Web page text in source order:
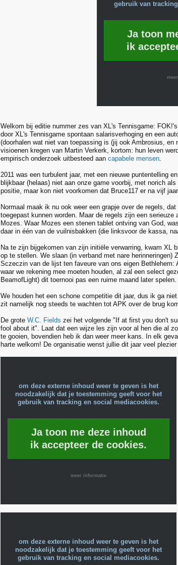
gebruik van
Ja toon
ik
Welkom bij editie nummer zes van XL's Tennisgame:
door XL's Tennisgame spontaan salarisverhoging en een
(doorhalen wat niet van toepassing is (jij ook Ambrosius,
visioenen kregen van Martin Verkerk, kortom: hun leven
empirisch onderzoek uitbesteed aan capabele mensen.
2011 was een turbulent jaar, met een nieuwe puntentelling
blijkbaar (helaas) niet aan onze game voorbij, met norich
positie, maar kon niet voorkomen dat Bruce117 er na vijf
Normaal maak ik nu ook weer een grapje over de regels,
toegepast kunnen worden. Maar de regels zijn een
Mozes. Waar Mozes een stenen tablet ontving van God,
daar in één van de vuilnisbakken (die linksvoor de kassa,
Na te zijn bijgekomen van zijn initiële verwarring, kwam XL
op te stellen. We slaan (in verband met nare herinneringen)
Sczeczin van de lijst ten faveure van ons eigen
waar we rekening mee moeten houden, al zal een select
BeamofLight) dit toernooi pas een ruime maand later spelen.
We houden het een schone competitie dit jaar, dus ik ga
zit namelijk nog steeds te wachten tot APK over de brug
De grote W.C. Fields zei het volgende "If at first you don't
fool about it". Laat dat een wijze les zijn voor al hen die al
te gooien, bovendien heb ik dan weer meer kans. In elk
harte welkom! De organisatie wenst jullie dit jaar veel
om deze externe inhoud weer te geven is het
noodzakelijk dat je toestemming geeft voor het
gebruik van tracking en social mediacookies.
Ja toon me deze inhoud
ik accepteer de cookies.
meer informatie
om deze externe inhoud weer te geven is het
noodzakelijk dat je toestemming geeft voor het
gebruik van tracking en social mediacookies.